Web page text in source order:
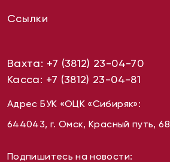
Ссылки
Вахта: +7 (3812) 23-04-70
Касса: +7 (3812) 23-04-81
Адрес БУК «ОЦК «Сибиряк»:
644043, г. Омск, Красный путь, 68
Подпишитесь на новости: